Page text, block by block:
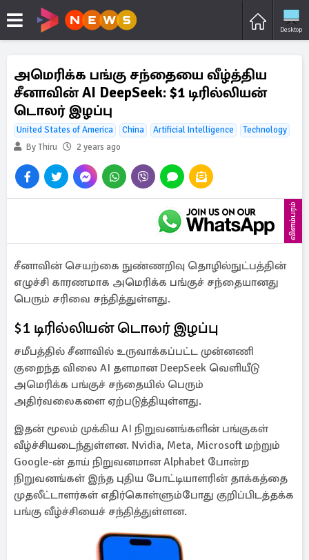
Desktop
அமெரிக்க பங்கு சந்தையை வீழ்த்திய
சீனாவின் AI DeepSeek: $1 டிரில்லியன்
டொலர் இழப்பு
United States of America China Artificial Intelligence
Technology
By Thiru
2 years ago
விளம்பரம்
சீனாவின் செயற்கை நுண்ணறிவு தொழில்நுட்பத்தின்
எழுச்சி காரணமாக அமெரிக்க பங்குச் சந்தையானது
பெரும் சரிவை சந்தித்துள்ளது.
$1 டிரில்லியன் டொலர் இழப்பு
சமீபத்தில் சீனாவில் உருவாக்கப்பட்ட முன்னணி
குறைந்த விலை AI தளமான DeepSeek வெளியீடு
அமெரிக்க பங்குச் சந்தையில் பெரும்
அதிர்வலைகளை ஏற்படுத்தியுள்ளது.
இதன் மூலம் முக்கிய AI நிறுவனங்களின் பங்குகள்
வீழ்ச்சியடைந்துள்ளன. Nvidia, Meta, Microsoft மற்றும்
Google-ன் தாய் நிறுவனமான Alphabet போன்ற
நிறுவனங்கள் இந்த புதிய போட்டியாளரின் தாக்கத்தை
முதலீட்டாளர்கள் எதிர்கொள்ளும்போது குறிப்பிடத்தக்க
பங்கு வீழ்ச்சியைச் சந்தித்துள்ளன.